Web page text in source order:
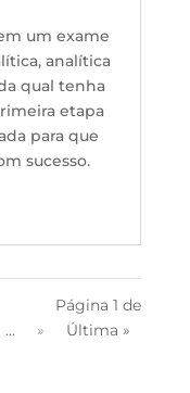
um exame
analítica
qual tenha
etapa
para que
sucesso.
Página 1 de
... » Última »